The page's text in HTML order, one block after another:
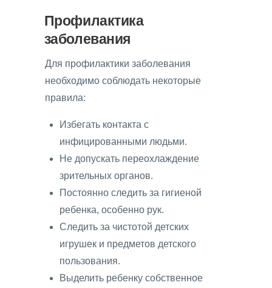
Профилактика
заболевания
Для профилактики заболевания
необходимо соблюдать некоторые
правила:
Избегать контакта с
инфицированными людьми.
Не допускать переохлаждение
зрительных органов.
Постоянно следить за гигиеной
ребенка, особенно рук.
Следить за чистотой детских
игрушек и предметов детского
пользования.
Выделить ребенку собственное